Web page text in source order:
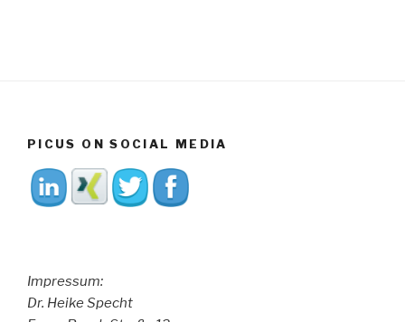
PICUS ON SOCIAL MEDIA
Impressum:
Dr. Heike Specht